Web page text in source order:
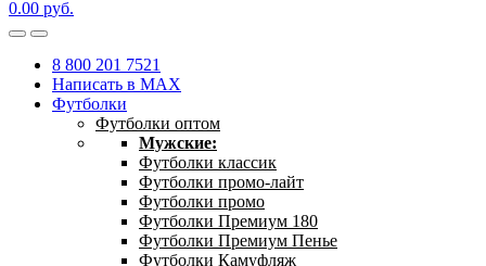
0.00 руб.
8 800 201 7521
Написать в MAX
Футболки
Футболки оптом
Мужские:
Футболки классик
Футболки промо-лайт
Футболки промо
Футболки Премиум 180
Футболки Премиум Пенье
Футболки Камуфляж